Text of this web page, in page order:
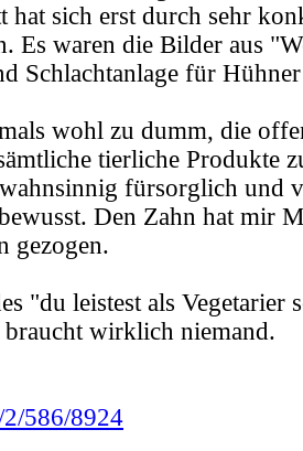
hat sich erst durch sehr
Es waren die Bilder aus
Schlachtanlage für
wohl zu dumm, die
tierliche Produkte
fürsorglich und
Den Zahn hat mir
gezogen.
"du leistest als Vegetarier
wirklich niemand.
586/8924